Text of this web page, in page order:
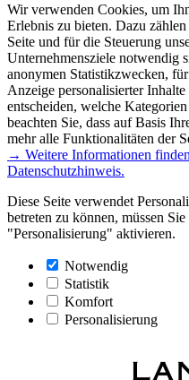
Wir verwenden Cookies, um
Erlebnis zu bieten. Dazu
Seite und für die Steuerung
Unternehmensziele notwendig
anonymen Statistikzwecken,
Anzeige personalisierter
entscheiden, welche
beachten Sie, dass auf Basis
mehr alle Funktionalitäten der
→ Weitere Informationen
Datenschutzhinweis.
Diese Seite verwendet
betreten zu können, müssen
"Personalisierung" aktivieren.
Notwendig
Statistik
Komfort
Personalisierung